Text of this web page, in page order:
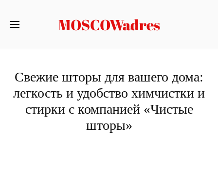
MOSCOWadres
Свежие шторы для вашего дома:
легкость и удобство химчистки и
стирки с компанией «Чистые
шторы»